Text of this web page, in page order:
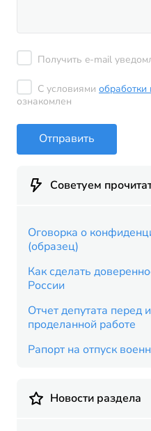
Получить e-mail
С условиями
ознакомлен
Отправить
Советуем
Оговорка о
(образец)
Как сделать
России
Отчет депутата перед
проделанной работе
Рапорт на отпуск
Новости раздела